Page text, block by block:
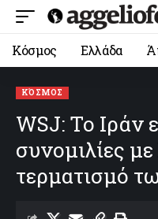
Κόσμος Ελλάδα
ΚΌΣΜΟΣ
WSJ: Το Ιράν
συνομιλίες
τερματισμό